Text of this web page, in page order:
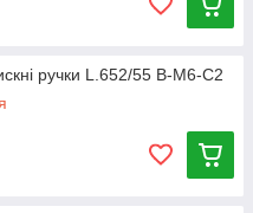
ручки L.652/55 B-M6-C2